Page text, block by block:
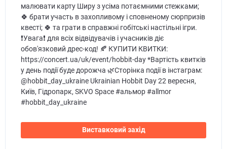
малювати карту Ширу з усіма потаємними стежками;
🍀 брати участь в захопливому і сповненому сюрпризів
квесті; 🍀 та грати в справжні гобітські настільні ігри.
❗️Увага❗️ для всіх відвідувачів і учасників діє
обов'язковий дрес-код! 🍂 КУПИТИ КВИТКИ:
https://concert.ua/uk/event/hobbit-day *Вартість квитків
у день події буде дорожча 🌿Сторінка події в інстаграм:
@hobbit_day_ukraine Ukrainian Hobbit Day 22 вересня,
Київ, Гідропарк, SKVO Space #альмор #allmor
#hobbit_day_ukraine
Виставковий захід